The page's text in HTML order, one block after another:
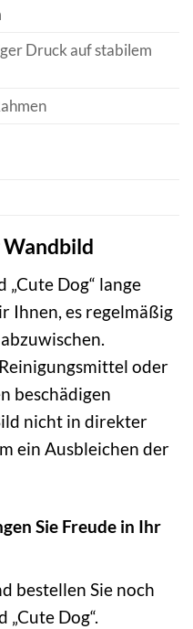
Druck auf stabilem
Dog“ lange
Ihnen, es regelmäßig
oder
beschädigen
nicht in direkter
ein Ausbleichen der
Sie Freude in Ihr
bestellen Sie noch
Dog“.